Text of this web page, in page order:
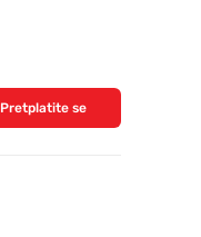
Pretplatite se